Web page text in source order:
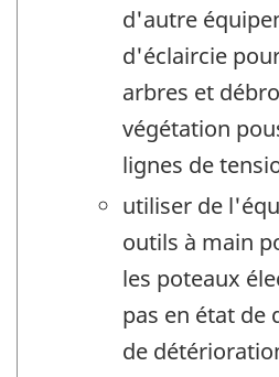
d'autre
d'éclaircie
arbres et
végétation
lignes de
utiliser de
outils à main
les poteaux
pas en état de
de